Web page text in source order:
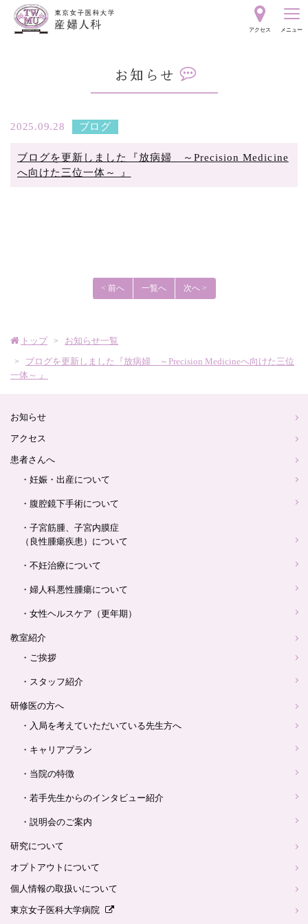
東
子
医
婦
科
ロ
ゴ
アクセス メニュー
知
せ
2025.09.28 ブログ
ブログを更新しました『放病婦 ～Precision Medicine
へ向けた三位一体～ 』
< 前へ 一覧へ 次へ >
トップ
お知らせ一覧
ブログを更新しました『放病婦 ～Precision Medicineへ向けた三位
一体～ 』
お知らせ
アクセス
患者さんへ
・妊娠・出産について
・腹腔鏡下手術について
・子宮筋腫、子宮内膜症
（良性腫瘍疾患）について
・不妊治療について
・婦人科悪性腫瘍について
・女性ヘルスケア（更年期）
教室紹介
・ご挨拶
・スタッフ紹介
研修医の方へ
・入局を考えていただいている先生方へ
・キャリアプラン
・当院の特徴
・若手先生からのインタビュー紹介
・説明会のご案内
研究について
オプトアウトについて
個人情報の取扱いについて
東京女子医科大学病院